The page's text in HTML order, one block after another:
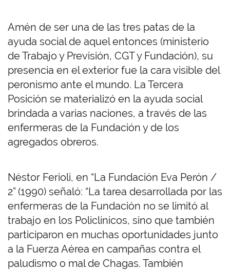
Amén de ser una de las tres patas de la
ayuda social de aquel entonces (ministerio
de Trabajo y Previsión, CGT y Fundación), su
presencia en el exterior fue la cara visible del
peronismo ante el mundo. La Tercera
Posición se materializó en la ayuda social
brindada a varias naciones, a través de las
enfermeras de la Fundación y de los
agregados obreros.
Néstor Ferioli, en “La Fundación Eva Perón /
2” (1990) señaló: “La tarea desarrollada por las
enfermeras de la Fundación no se limitó al
trabajo en los Policlínicos, sino que también
participaron en muchas oportunidades junto
a la Fuerza Aérea en campañas contra el
paludismo o mal de Chagas. También